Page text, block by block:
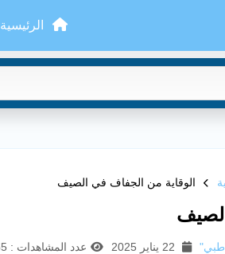
الرئيسية
الوقاية من الجفاف في الصيف
عدد المشاهدات : 1165